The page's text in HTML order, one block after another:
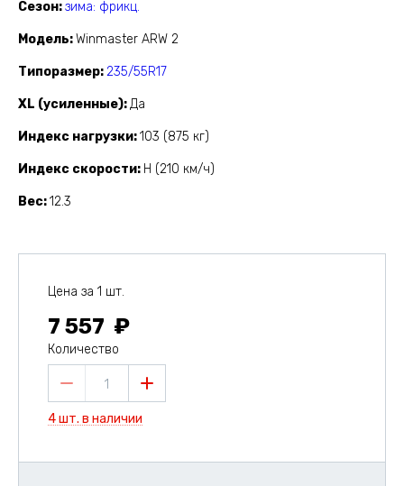
Сезон зима: фрикц.
Модель Winmaster ARW 2
Типоразмер 235/55R17
XL (усиленные) Да
Индекс нагрузки 103 (875 кг)
Индекс скорости H (210 км/ч)
Вес 12.3
Цена за 1 шт.
7 557
Количество
1
4 шт. в наличии